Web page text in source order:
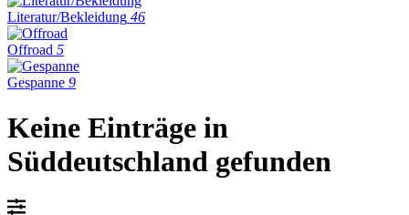
Literatur/Bekleidung 46
Offroad 5
Gespanne 9
Keine Einträge in
Süddeutschland gefunden